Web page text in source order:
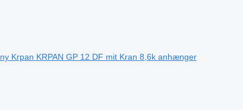
ny Krpan KRPAN GP 12 DF mit Kran 8,6k anhænger